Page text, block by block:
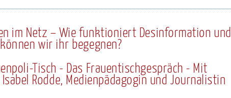
im Netz – Wie funktioniert Desinformation und
wir ihr begegnen?
Tisch - Das Frauentischgespräch - Mit
Rodde, Medienpädagogin und Journalistin